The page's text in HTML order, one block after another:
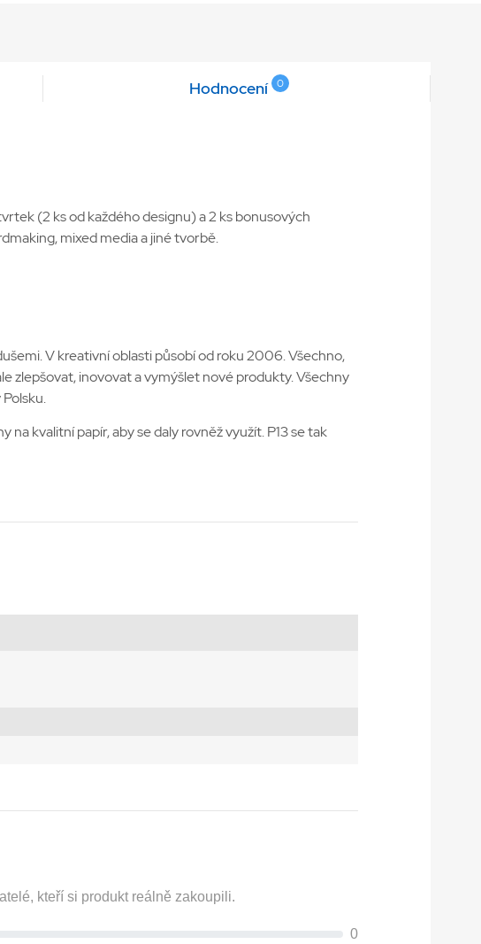
Hodnocení 0
(2 ks od každého designu) a 2 ks bonusových
mixed media a jiné tvorbě.
V kreativní oblasti působí od roku 2006. Všechno,
zlepšovat, inovovat a vymýšlet nové produkty. Všechny
kvalitní papír, aby se daly rovněž využít. P13 se tak
kteří si produkt reálně zakoupili.
0